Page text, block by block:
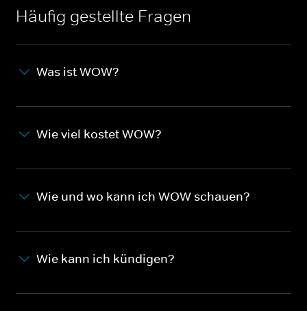
Häufig gestellte Fragen
Was ist WOW?
Wie viel kostet WOW?
Wie und wo kann ich WOW schauen?
Wie kann ich kündigen?